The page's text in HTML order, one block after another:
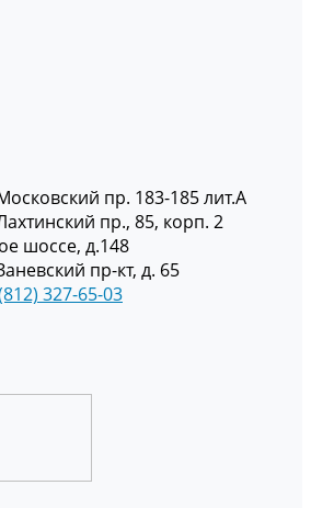
пр. 183-185 лит.А
пр., 85, корп. 2
шоссе, д.148
пр-кт, д. 65
327-65-03